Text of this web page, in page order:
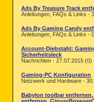
Ads By Treasure Track
Anleitungen, FAQs & Links -
Ads By Gaming Candy
Anleitungen, FAQs & Links -
Account-Diebstahl:
Sicherheitsleck
Nachrichten - 27.07.2015 (0)
Gaming-PC Konfiguration
Netzwerk und Hardware -
Babylon toolbar